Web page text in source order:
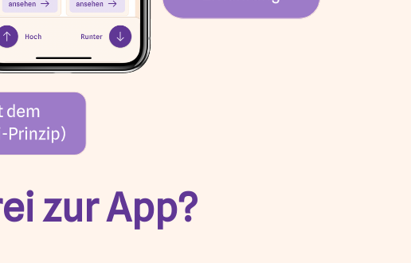
zur App?